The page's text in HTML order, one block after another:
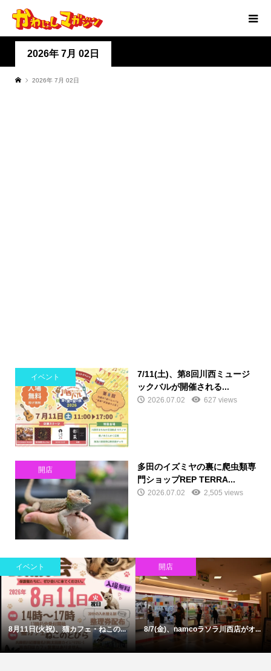
2026年 7月 02日
2026年 7月 02日
イベント
7/11(土)、第8回川西ミュージ
ックバルが開催される...
2026.07.02 627 views
開店
多田のイズミヤの裏に爬虫類専
門ショップREP TERRA...
2026.07.02 2,505 views
イベント
8月11日(火祝)、猫カフェ・ねこの...
開店
8/7(金)、namcoラソラ川西店がオ...